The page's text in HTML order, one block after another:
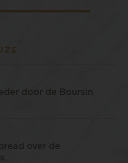
door de Boursin
over de